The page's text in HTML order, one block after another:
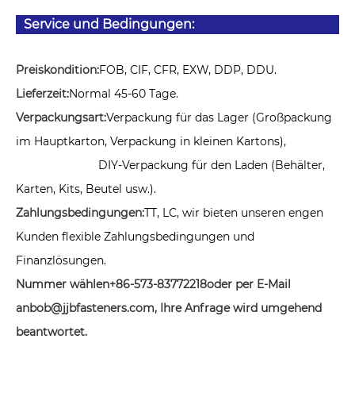
Service und Bedingungen:
Preiskondition:FOB, CIF, CFR, EXW, DDP, DDU.
Lieferzeit:Normal 45-60 Tage.
Verpackungsart:Verpackung für das Lager (Großpackung
im Hauptkarton, Verpackung in kleinen Kartons),
DIY-Verpackung für den Laden (Behälter,
Karten, Kits, Beutel usw.).
Zahlungsbedingungen:TT, LC, wir bieten unseren engen
Kunden flexible Zahlungsbedingungen und
Finanzlösungen.
Nummer wählen+86-573-83772218oder per E-Mail
anbob@jjbfasteners.com, Ihre Anfrage wird umgehend
beantwortet.